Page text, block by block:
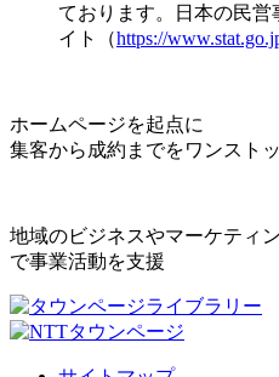
ております。日本の民
イト（https://
ホームページを起点に
集客から成約までをワンスト
地域のビジネスやマーケティ
で事業活動を支援